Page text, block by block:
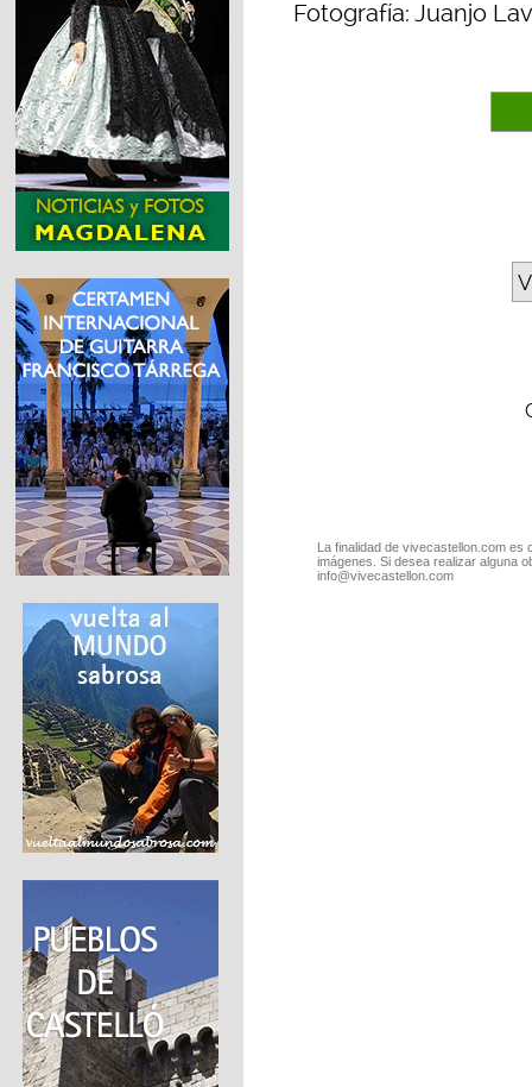
Fotografía: Juanjo
La finalidad de vivecastellon.com
imágenes. Si desea realizar alguna
info@vivecastellon.com